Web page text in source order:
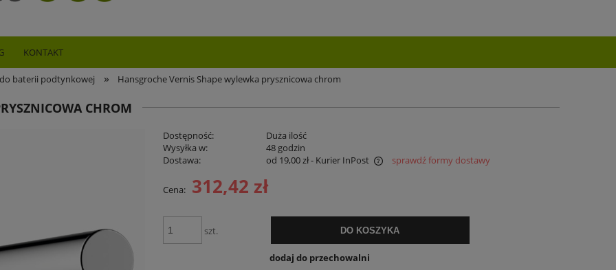
KONTAKT
baterii podtynkowej » Hansgroche Vernis Shape wylewka prysznicowa chrom
CHROM
Dostępność:
Duża ilość
Wysyłka w:
48 godzin
Dostawa:
od 19,00 zł- Kurier InPost
Cena nie zawiera ewentualnych kosztów
sprawdź formy dostawy
Cena: 312,42 zł
szt. DO KOSZYKA
dodaj do przechowalni